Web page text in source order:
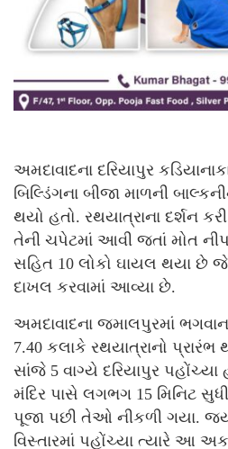
અમદાવાદના દરિયાપુર
બિલ્ડિંગના બીજા માળની
થયો હતો. રથયાત્રાના દર્શન
તેની ચપેટમાં આવી જતાં મોત
સહિત 10 લોકો ઘાયલ થયા છે
દાખલ કરવામાં આવ્યા છે.
અમદાવાદના જમાલપુરમાં
7.40 કલાકે રથયાત્રાનો
સાંજે 5 વાગ્યે દરિયાપુર
મંદિર પાસે લગભગ 15 મિનિટ
પૂજા પછી તેઓ નીકળી ગયા.
વિસ્તારમાં પહોંચ્યા ત્યારે આ